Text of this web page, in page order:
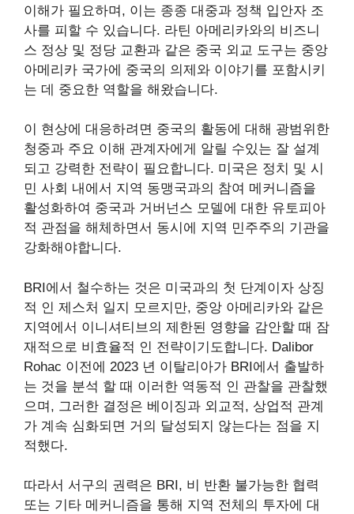
이해가 필요하며, 이는 종종 대중과 정책 입안자 조
사를 피할 수 있습니다. 라틴 아메리카와의 비즈니
스 정상 및 정당 교환과 같은 중국 외교 도구는 중앙
아메리카 국가에 중국의 의제와 이야기를 포함시키
는 데 중요한 역할을 해왔습니다.
이 현상에 대응하려면 중국의 활동에 대해 광범위한
청중과 주요 이해 관계자에게 알릴 수있는 잘 설계
되고 강력한 전략이 필요합니다. 미국은 정치 및 시
민 사회 내에서 지역 동맹국과의 참여 메커니즘을
활성화하여 중국과 거버넌스 모델에 대한 유토피아
적 관점을 해체하면서 동시에 지역 민주주의 기관을
강화해야합니다.
BRI에서 철수하는 것은 미국과의 첫 단계이자 상징
적 인 제스처 일지 모르지만, 중앙 아메리카와 같은
지역에서 이니셔티브의 제한된 영향을 감안할 때 잠
재적으로 비효율적 인 전략이기도합니다. Dalibor
Rohac 이전에 2023 년 이탈리아가 BRI에서 출발하
는 것을 분석 할 때 이러한 역동적 인 관찰을 관찰했
으며, 그러한 결정은 베이징과 외교적, 상업적 관계
가 계속 심화되면 거의 달성되지 않는다는 점을 지
적했다.
따라서 서구의 권력은 BRI, 비 반환 불가능한 협력
또는 기타 메커니즘을 통해 지역 전체의 투자에 대